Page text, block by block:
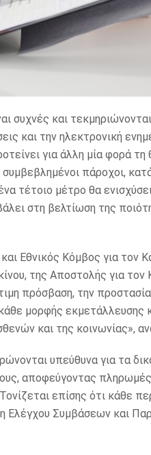
συχνές και
και την ηλεκτρονική
για άλλη μία φορά τη
πάροχοι,
τέτοιο μέτρο θα
στη βελτίωση της
Εθνικός Κόμβος για τον
της Αποστολής για τον
πρόσβαση, την
μορφής εκμετάλλευσης
και της κοινωνίας»,
υπεύθυνα για τα
αποφεύγοντας πληρωμές
επίσης ότι κάθε
Ελέγχου Συμβάσεων και